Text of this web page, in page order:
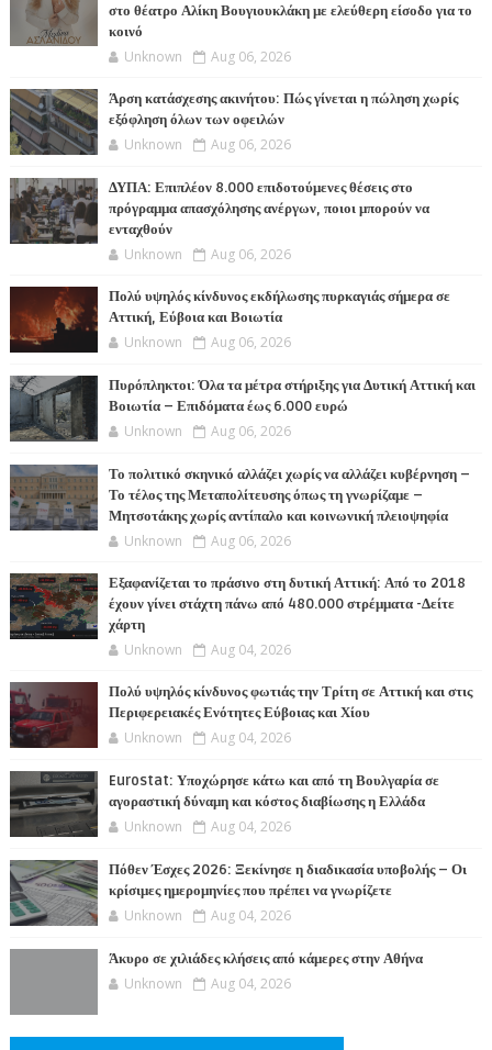
στο θέατρο Αλίκη Βουγιουκλάκη με ελεύθερη είσοδο για το
κοινό
Unknown Aug 06, 2026
Άρση κατάσχεσης ακινήτου: Πώς γίνεται η πώληση χωρίς
εξόφληση όλων των οφειλών
Unknown Aug 06, 2026
ΔΥΠΑ: Επιπλέον 8.000 επιδοτούμενες θέσεις στο
πρόγραμμα απασχόλησης ανέργων, ποιοι μπορούν να
ενταχθούν
Unknown Aug 06, 2026
Πολύ υψηλός κίνδυνος εκδήλωσης πυρκαγιάς σήμερα σε
Αττική, Εύβοια και Βοιωτία
Unknown Aug 06, 2026
Πυρόπληκτοι: Όλα τα μέτρα στήριξης για Δυτική Αττική και
Βοιωτία – Επιδόματα έως 6.000 ευρώ
Unknown Aug 06, 2026
Το πολιτικό σκηνικό αλλάζει χωρίς να αλλάζει κυβέρνηση –
Το τέλος της Μεταπολίτευσης όπως τη γνωρίζαμε –
Μητσοτάκης χωρίς αντίπαλο και κοινωνική πλειοψηφία
Unknown Aug 06, 2026
Εξαφανίζεται το πράσινο στη δυτική Αττική: Από το 2018
έχουν γίνει στάχτη πάνω από 480.000 στρέμματα -Δείτε
χάρτη
Unknown Aug 04, 2026
Πολύ υψηλός κίνδυνος φωτιάς την Τρίτη σε Αττική και στις
Περιφερειακές Ενότητες Εύβοιας και Χίου
Unknown Aug 04, 2026
Eurostat: Υποχώρησε κάτω και από τη Βουλγαρία σε
αγοραστική δύναμη και κόστος διαβίωσης η Ελλάδα
Unknown Aug 04, 2026
Πόθεν Έσχες 2026: Ξεκίνησε η διαδικασία υποβολής – Οι
κρίσιμες ημερομηνίες που πρέπει να γνωρίζετε
Unknown Aug 04, 2026
Άκυρο σε χιλιάδες κλήσεις από κάμερες στην Αθήνα
Unknown Aug 04, 2026